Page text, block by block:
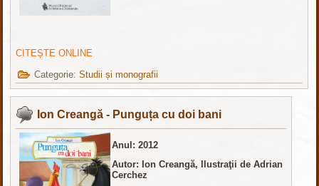
CITEȘTE ONLINE
Categorie:Studii și monografii
Ion Creangă - Punguța cu doi bani
Anul: 2012
Autor: Ion Creangă, Ilustraţii de Adrian
Cerchez